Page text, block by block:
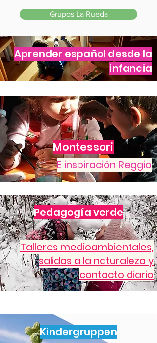
Grupos La Rueda
Aprender español desde la
infancia
Montessori
E inspiración Reggio
Pedagogía verde
Talleres medioambientales,
salidas a la naturaleza y
contacto diario
Kindergruppen